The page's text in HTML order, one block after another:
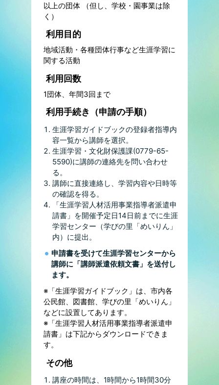
以上の団体 （但し、学校・園事業は除
く）
利用目的
地域活動・各種団体行事など生涯学習に
関する活動
利用回数
1団体、年間3回まで
利用手続き（申請の手順）
生涯学習ガイドブックの登録者指導内
容一覧から講師を選択。
生涯学習・文化財保護課(0779-65-
5590)に講師の連絡先を問い合わせ
る。
講師に直接連絡し、学習内容や日時等
の確認を得る。
「生涯学習人材活用事業指導者派遣申
請書」を開催予定日14日前までに生涯
学習センター（学びの里「めいりん」
内）に提出。
申請書を受けて生涯学習センターから
講師に「講師派遣依頼文書」を送付し
ます。
※「生涯学習ガイドブック」は、市内各
公民館、図書館、学びの里「めいりん」
などに設置してあります。
※「生涯学習人材活用事業指導者派遣申
請書」は下記からダウンロードできま
す。
その他
講座の時間は、1時間から1時間30分